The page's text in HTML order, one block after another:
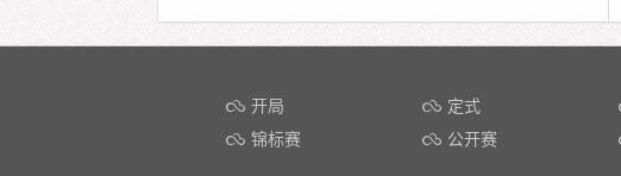
开局 定式
锦标赛
公开赛